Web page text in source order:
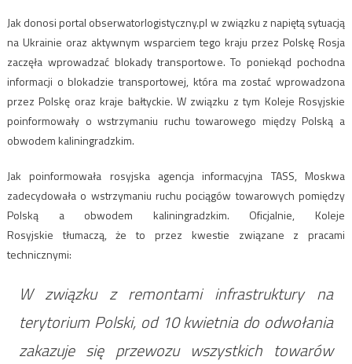
Jak donosi portal obserwatorlogistyczny.pl w związku z napiętą sytuacją
na Ukrainie oraz aktywnym wsparciem tego kraju przez Polskę Rosja
zaczęła wprowadzać blokady transportowe. To poniekąd pochodna
informacji o blokadzie transportowej, która ma zostać wprowadzona
przez Polskę oraz kraje bałtyckie. W związku z tym Koleje Rosyjskie
poinformowały o wstrzymaniu ruchu towarowego między Polską a
obwodem kaliningradzkim.
Jak poinformowała rosyjska agencja informacyjna TASS, Moskwa
zadecydowała o wstrzymaniu ruchu pociągów towarowych pomiędzy
Polską a obwodem kaliningradzkim. Oficjalnie, Koleje
Rosyjskie tłumaczą, że to przez kwestie związane z pracami
technicznymi:
W związku z remontami infrastruktury na
terytorium Polski, od 10 kwietnia do odwołania
zakazuje się przewozu wszystkich towarów